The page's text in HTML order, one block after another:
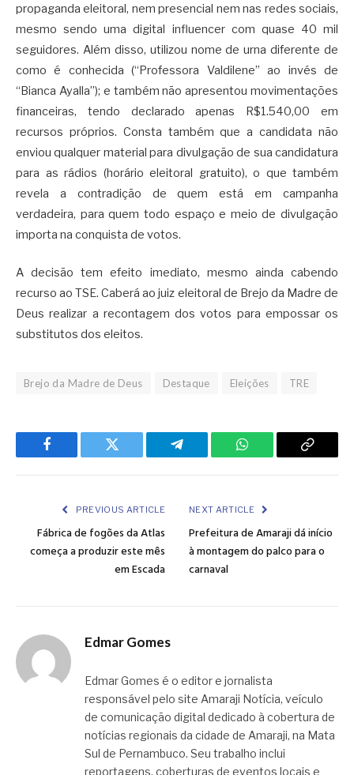
propaganda eleitoral, nem presencial nem nas redes sociais,
mesmo sendo uma digital influencer com quase 40 mil
seguidores. Além disso, utilizou nome de urna diferente de
como é conhecida (“Professora Valdilene” ao invés de
“Bianca Ayalla”); e também não apresentou movimentações
financeiras, tendo declarado apenas R$1.540,00 em
recursos próprios. Consta também que a candidata não
enviou qualquer material para divulgação de sua candidatura
para as rádios (horário eleitoral gratuito), o que também
revela a contradição de quem está em campanha
verdadeira, para quem todo espaço e meio de divulgação
importa na conquista de votos.
A decisão tem efeito imediato, mesmo ainda cabendo
recurso ao TSE. Caberá ao juiz eleitoral de Brejo da Madre de
Deus realizar a recontagem dos votos para empossar os
substitutos dos eleitos.
Brejo da Madre de Deus Destaque Eleições TRE
Facebook Twitter Telegram WhatsApp Copy
PREVIOUS ARTICLE
Fábrica de fogões da Atlas
começa a produzir este mês
em Escada
NEXT ARTICLE
Prefeitura de Amaraji dá início
à montagem do palco para o
carnaval
Edmar Gomes
Edmar Gomes é o editor e jornalista
responsável pelo site Amaraji Notícia, veículo
de comunicação digital dedicado à cobertura de
notícias regionais da cidade de Amaraji, na Mata
Sul de Pernambuco. Seu trabalho inclui
reportagens, coberturas de eventos locais e